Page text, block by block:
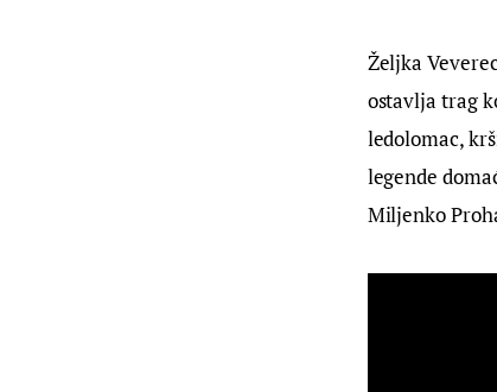
Željka
ostavlja trag
ledolomac,
legende
Miljenko